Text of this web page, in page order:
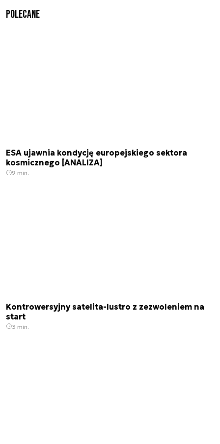
Polecane
ESA ujawnia kondycję europejskiego sektora
kosmicznego [ANALIZA]
9 min.
Kontrowersyjny satelita-lustro z zezwoleniem na
start
3 min.